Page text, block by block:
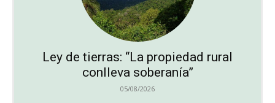
Ley de tierras: “La propiedad rural
conlleva soberanía”
05/08/2026